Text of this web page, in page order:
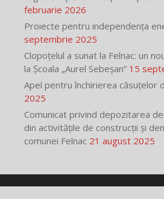
februarie 2026
Proiecte pentru independența
septembrie 2025
Clopoțelul a sunat la Felnac: un
la Școala „Aurel Sebeșan” 15
Apel pentru închirierea căsuțelor
2025
Comunicat privind depozitarea
din activitățile de construcții și
comunei Felnac 21 august 2025